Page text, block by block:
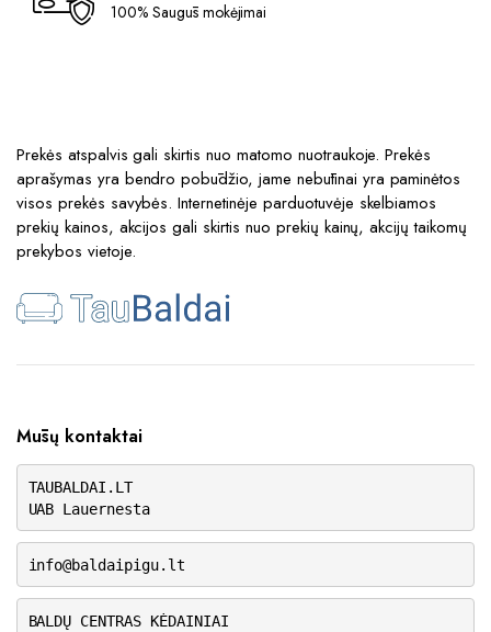
100% Saugūs mokėjimai
Prekės atspalvis gali skirtis nuo matomo nuotraukoje. Prekės
aprašymas yra bendro pobūdžio, jame nebūtinai yra paminėtos
visos prekės savybės. Internetinėje parduotuvėje skelbiamos
prekių kainos, akcijos gali skirtis nuo prekių kainų, akcijų taikomų
prekybos vietoje.
Mūsų kontaktai
TAUBALDAI.LT
UAB Lauernesta
info@baldaipigu.lt
BALDŲ CENTRAS KĖDAINIAI